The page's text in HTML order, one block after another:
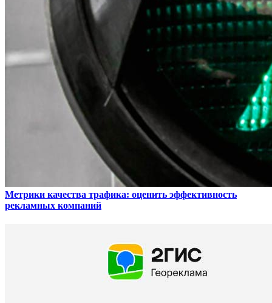
Метрики качества трафика: оценить эффективность
рекламных компаний